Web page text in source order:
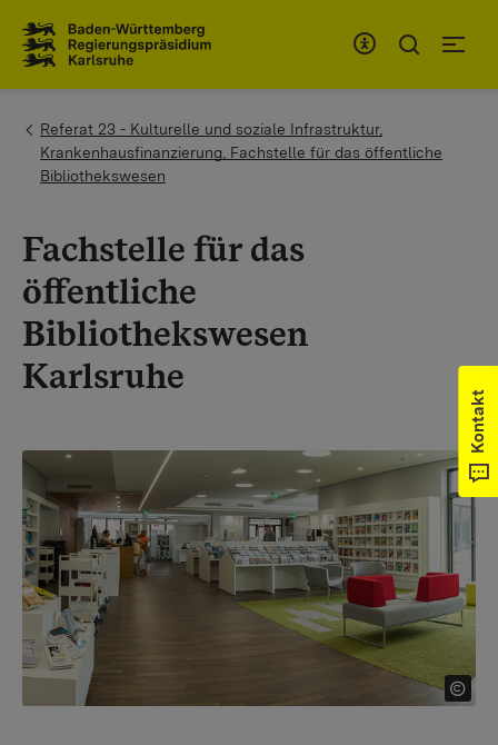
You are here:
Referat 23 - Kulturelle und soziale Infrastruktur,
Krankenhausfinanzierung, Fachstelle für das öffentliche
Bibliothekswesen
Fachstelle für das
öffentliche
Bibliothekswesen
Karlsruhe
Kontakt